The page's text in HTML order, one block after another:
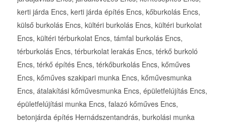
kerti járda Encs, kerti járda építés Encs, kőburkolás Encs,
külső burkolás Encs, kültéri burkolás Encs, kültéri burkolat
Encs, kültéri térburkolat Encs, támfal burkolás Encs,
térburkolás Encs, térburkolat lerakás Encs, térkő burkoló
Encs, térkő építés Encs, térkőburkolás Encs, kőműves
Encs, kőműves szakipari munka Encs, kőművesmunka
Encs, átalakítási kőművesmunka Encs, épületfelújítás Encs,
épületfelújítási munka Encs, falazó kőműves Encs,
betonjárda építés Hernádszentandrás, burkolási munka